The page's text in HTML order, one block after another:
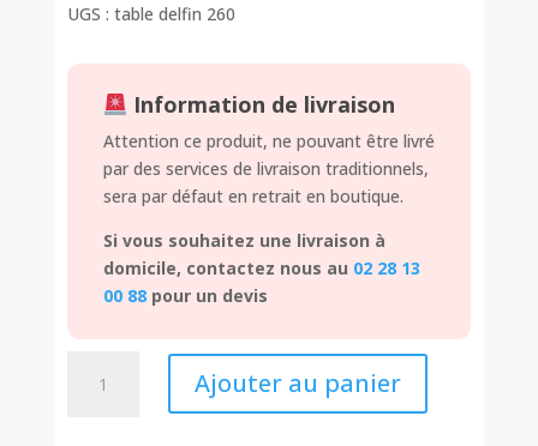
UGS : table delfin 260
Information de livraison
Attention ce produit, ne pouvant être livré
par des services de livraison traditionnels,
sera par défaut en retrait en boutique.
Si vous souhaitez une livraison à
domicile, contactez nous au 02 28 13
00 88pour un devis
Ajouter au panier